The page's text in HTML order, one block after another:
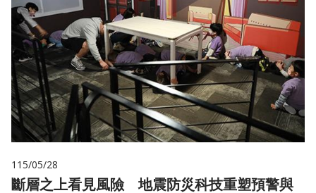
115/05/28
斷層之上看見風險 地震防災科技重塑預警與